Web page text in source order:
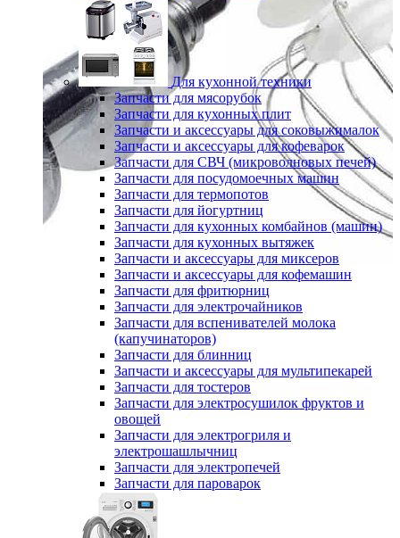
Для кухонной техники
Запчасти для мясорубок
Запчасти для кухонных плит
Запчасти и аксессуары для соковыжималок
Запчасти и аксессуары для кофеварок
Запчасти для СВЧ (микроволновых печей)
Запчасти для посудомоечных машин
Запчасти для термопотов
Запчасти для йогуртниц
Запчасти для кухонных комбайнов (машин)
Запчасти для кухонных вытяжек
Запчасти и аксессуары для миксеров
Запчасти и аксессуары для кофемашин
Запчасти для фритюрниц
Запчасти для электрочайников
Запчасти для вспенивателей молока
(капучинаторов)
Запчасти для блинниц
Запчасти и аксессуары для мультипекарей
Запчасти для тостеров
Запчасти для электросушилок фруктов и
овощей
Запчасти для электрогриля и
электрошашлычниц
Запчасти для электропечей
Запчасти для пароварок